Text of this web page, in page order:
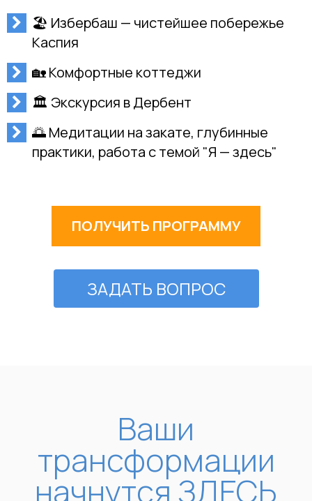
🏖 Избербаш — чистейшее побережье
Каспия
🏡 Комфортные коттеджи
🏛 Экскурсия в Дербент
🌅 Медитации на закате, глубинные
практики, работа с темой "Я — здесь"
ПОЛУЧИТЬ ПРОГРАММУ
ЗАДАТЬ ВОПРОС
Ваши
трансформации
начнутся ЗДЕСЬ